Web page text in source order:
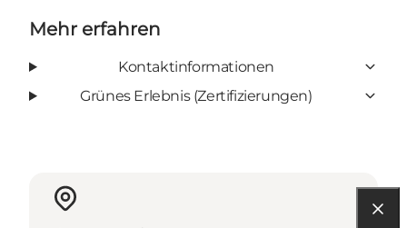
Mehr erfahren
Kontaktinformationen
Grünes Erlebnis (Zertifizierungen)